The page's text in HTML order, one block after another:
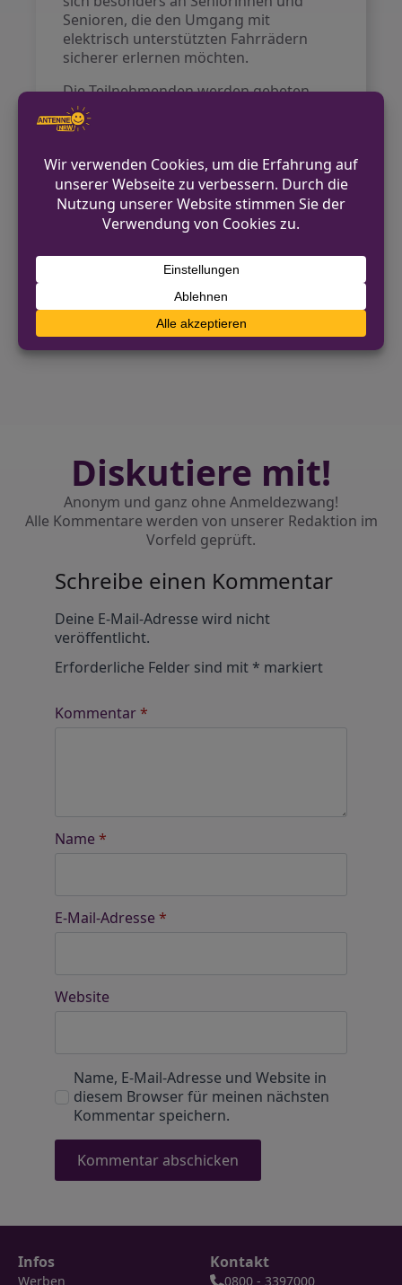
Senioren, die den Umgang mit
elektrisch unterstützten Fahrrädern
sicherer erlernen möchten.
Die Teilnehmenden werden gebeten,
ihre eigenen Pedelecs sowie einen Helm
mitzubringen. Toiletten stehen zur
eingelegt. Anmeldungen sind
erforderlich.
VORHERIGER BEITRAG
Essen: Trickdiebe entwenden Goldketten –
NÄCHSTER BEITRAG
Zeugenaufruf nach tödlichem
Diskutiere mit!
Anonym und ganz ohne Anmeldezwang!
Alle Kommentare werden von unserer Redaktion im
Vorfeld geprüft.
Schreibe einen Kommentar
Deine E-Mail-Adresse wird nicht
veröffentlicht.
Erforderliche Felder sind mit* markiert
Kommentar*
Name *
E-Mail-Adresse *
Website
Name, E-Mail-Adresse und Website in
diesem Browser für meinen nächsten
Kommentar speichern.
Infos
Werben
Kontakt
0800 - 3397000